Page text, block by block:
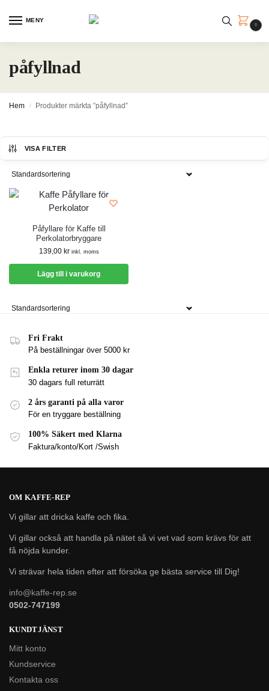
MENY
0
påfyllnad
Hem / Produkter märkta ”påfyllnad”
VISA FILTER
Påfyllare för Kaffe till
Perkolatorbryggare
139,00 kr inkl. moms
Lägg till i varukorg
Fri Frakt
På beställningar över 5000 kr
Enkla returer inom 30 dagar
30 dagars full returrätt
2 års garanti på alla varor
För en tryggare beställning
100% Säkert med Klarna
Faktura/konto/Kort /Swish
OM KAFFE-REP
Vi gillar att dricka kaffe och fika.
Vi gillar också att handla på nätet så vi vet vad som krävs för att
få nöjda kunder.
Vi strävar hela tiden efter att försöka ge bästa service till Dig!
info@kaffe-rep.se
0502-747199
KUNDTJÄNST
Mitt konto
Kundservice
Kontakta oss